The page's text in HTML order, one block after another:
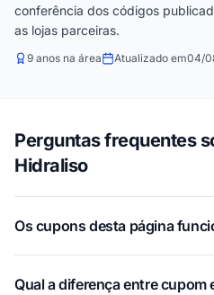
conferência dos códigos
as lojas parceiras.
9 anos na área Atualizado em04/
Perguntas frequentes
Hidraliso
Os cupons desta página
Qual a diferença entre cupom